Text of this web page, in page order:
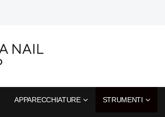
APPARECCHIATURE STRUMENTI